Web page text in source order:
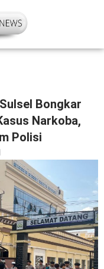
Bongkar
Narkoba,
Polisi